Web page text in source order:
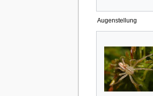
Augenstellung